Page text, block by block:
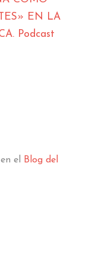
EN LA
Podcast
el
Blog del